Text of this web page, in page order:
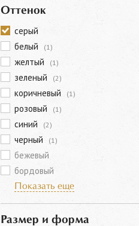
Оттенок
серый
белый
(1)
желтый (1)
зеленый (2)
коричневый (1)
розовый (1)
синий (2)
черный (1)
бежевый
бордовый
Показать еще
Размер и форма